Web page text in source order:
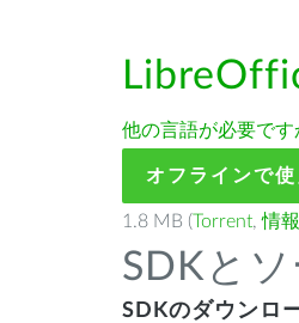
他の言語が必要です
オフラインで
1.8 MB (Torrent,情報
SDKと
SDKのダウンロ